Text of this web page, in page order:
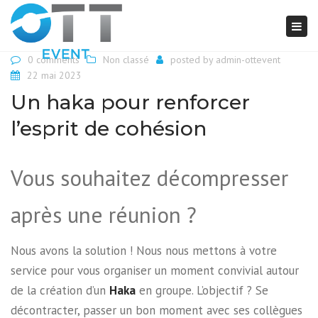
0 comments Non classé posted by admin-ottevent
22 mai 2023
Un haka pour renforcer
l’esprit de cohésion
Vous souhaitez décompresser
après une réunion ?
Nous avons la solution ! Nous nous mettons à votre
service pour vous organiser un moment convivial autour
de la création d’un Haka en groupe. L’objectif ? Se
décontracter, passer un bon moment avec ses collègues